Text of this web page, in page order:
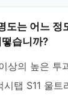
도는 어느 정
습니까?
상의 높은 투
시탭 S11 울트